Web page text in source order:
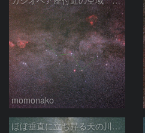
momonako
ほぼ垂直に立ち昇る天の川銀河